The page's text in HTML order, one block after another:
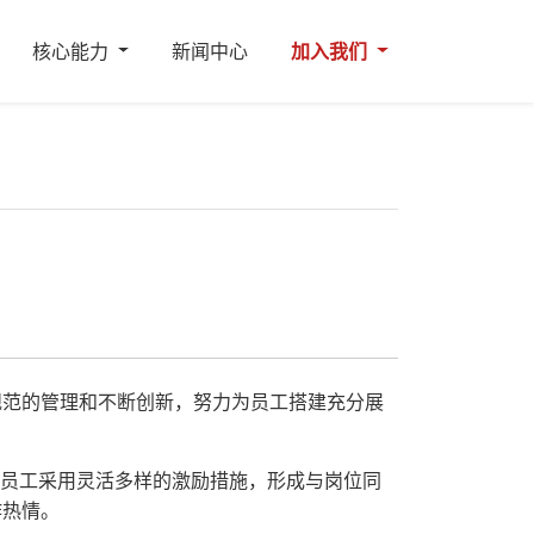
核心能力 新闻中心 加入我们
的管理和不断创新，努力为员工搭建充分展
工采用灵活多样的激励措施，形成与岗位同
情。